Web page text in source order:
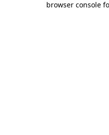
browser console